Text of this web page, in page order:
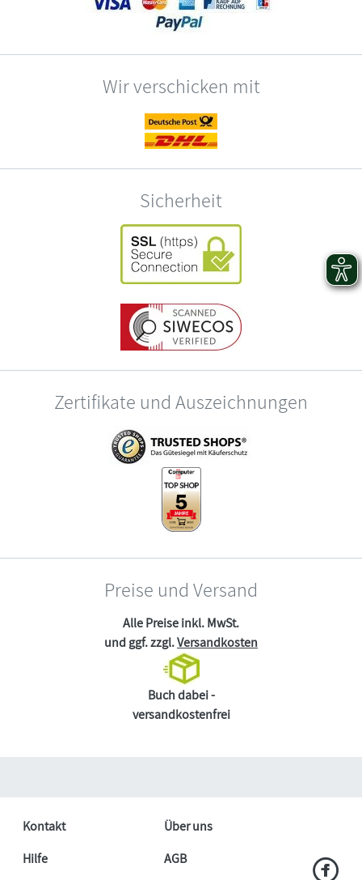
Wir verschicken mit
Sicherheit
Zertifikate und Auszeichnungen
Preise und Versand
Alle Preise inkl. MwSt.
und ggf. zzgl.Versandkosten
Buch dabei -
versandkostenfrei
Kontakt
Über uns
Hilfe
AGB